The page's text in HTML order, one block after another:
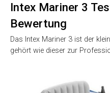
Intex Mariner 3
Bewertung
Das Intex Mariner 3 ist der
gehört wie dieser zur